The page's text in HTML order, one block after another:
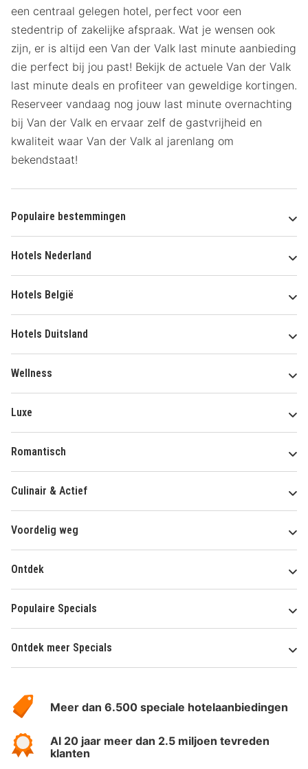
een centraal gelegen hotel, perfect voor een
stedentrip of zakelijke afspraak. Wat je wensen ook
zijn, er is altijd een Van der Valk last minute aanbieding
die perfect bij jou past! Bekijk de actuele Van der Valk
last minute deals en profiteer van geweldige kortingen.
Reserveer vandaag nog jouw last minute overnachting
bij Van der Valk en ervaar zelf de gastvrijheid en
kwaliteit waar Van der Valk al jarenlang om
bekendstaat!
Populaire bestemmingen
Hotels Nederland
Hotels België
Hotels Duitsland
Wellness
Luxe
Romantisch
Culinair & Actief
Voordelig weg
Ontdek
Populaire Specials
Ontdek meer Specials
HotelSpecials
Meer dan 6.500 speciale hotelaanbiedingen
Al 20 jaar meer dan 2.5 miljoen tevreden
klanten